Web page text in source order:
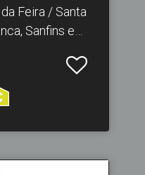
Feira / Santa
Sanfins e